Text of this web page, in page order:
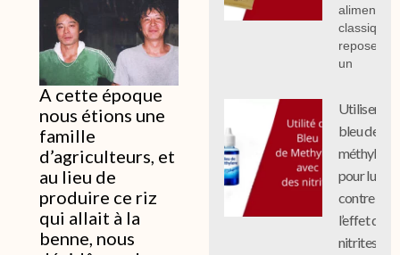
A cette époque
nous étions une
famille
d’agriculteurs, et
au lieu de
produire ce riz
qui allait à la
benne, nous
classique
repose sur
un
Utiliser le
bleu de
méthylène
pour lutter
contre
l’effet des
nitrites